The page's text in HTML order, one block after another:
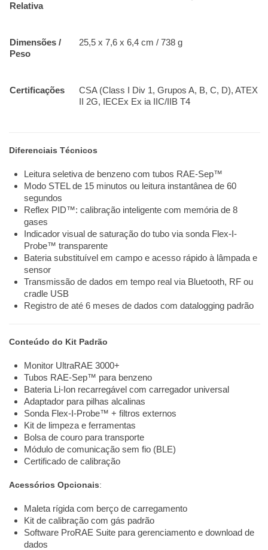
Relativa
Dimensões /
Peso
25,5 x 7,6 x 6,4 cm / 738 g
Certificações
CSA (Class I Div 1, Grupos A, B, C, D), ATEX
II 2G, IECEx Ex ia IIC/IIB T4
Diferenciais Técnicos
Leitura seletiva de benzeno com tubos RAE-Sep™
Modo STEL de 15 minutos ou leitura instantânea de 60
segundos
Reflex PID™: calibração inteligente com memória de 8
gases
Indicador visual de saturação do tubo via sonda Flex-I-
Probe™ transparente
Bateria substituível em campo e acesso rápido à lâmpada e
sensor
Transmissão de dados em tempo real via Bluetooth, RF ou
cradle USB
Registro de até 6 meses de dados com datalogging padrão
Conteúdo do Kit Padrão
Monitor UltraRAE 3000+
Tubos RAE-Sep™ para benzeno
Bateria Li-Ion recarregável com carregador universal
Adaptador para pilhas alcalinas
Sonda Flex-I-Probe™ + filtros externos
Kit de limpeza e ferramentas
Bolsa de couro para transporte
Módulo de comunicação sem fio (BLE)
Certificado de calibração
Acessórios Opcionais:
Maleta rígida com berço de carregamento
Kit de calibração com gás padrão
Software ProRAE Suite para gerenciamento e download de
dados